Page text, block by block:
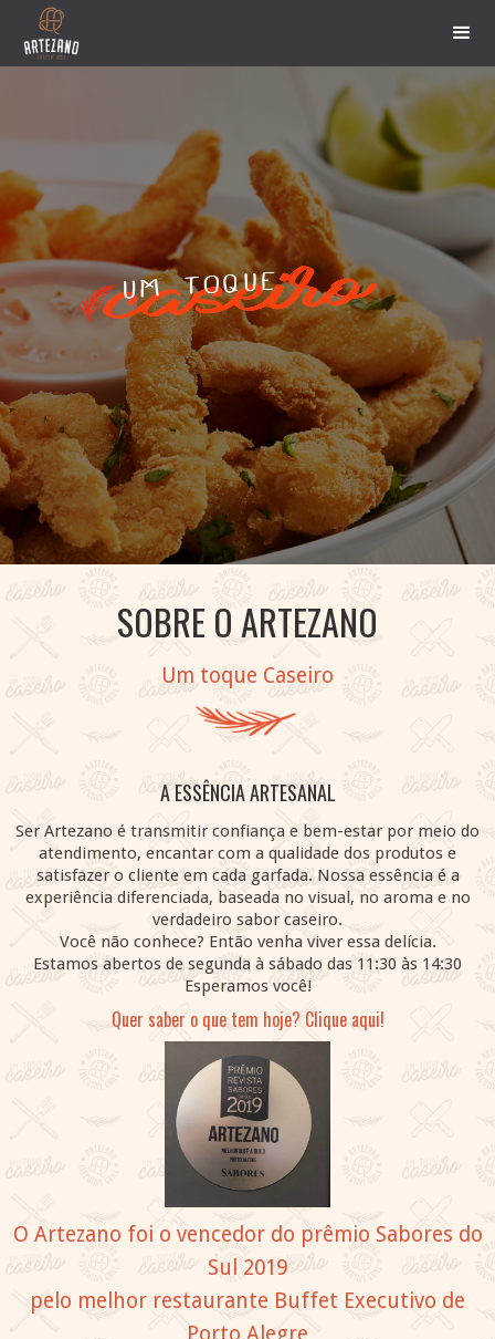
SOBRE O ARTEZANO
Um toque Caseiro
A ESSÊNCIA ARTESANAL
Ser Artezano é transmitir confiança e bem-estar por meio do
atendimento, encantar com a qualidade dos produtos e
satisfazer o cliente em cada garfada. Nossa essência é a
experiência diferenciada, baseada no visual, no aroma e no
verdadeiro sabor caseiro.
Você não conhece? Então venha viver essa delícia.
Estamos abertos de segunda à sábado das 11:30 às 14:30
Esperamos você!
Quer saber o que tem hoje? Clique aqui!
O Artezano foi o vencedor do prêmio Sabores do
Sul 2019
pelo melhor restaurante Buffet Executivo de